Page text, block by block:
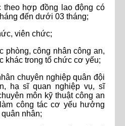
theo hợp đồng lao động có
đến dưới 03 tháng;
viên chức;
phòng, công nhân công an,
khác trong tổ chức cơ yếu;
chuyên nghiệp quân đội
hạ sĩ quan nghiệp vụ, sĩ
môn kỹ thuật công an
công tác cơ yếu hưởng
nhân;